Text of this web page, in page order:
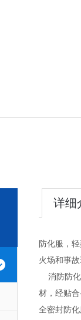
详细
防化服，
火场和事
消防防化
材，经贴
全密封防